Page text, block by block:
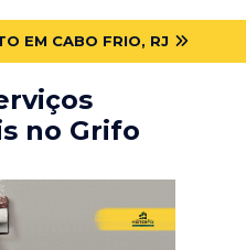
EM CABO FRIO, RJ
no Grifo